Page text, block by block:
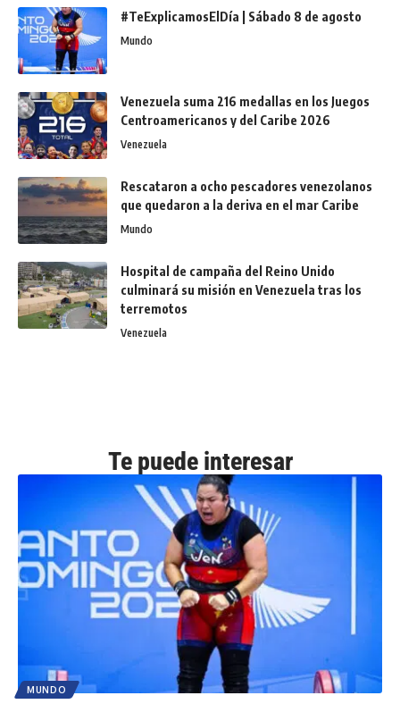
#TeExplicamosElDía | Sábado 8 de agosto
Mundo
Venezuela suma 216 medallas en los Juegos
Centroamericanos y del Caribe 2026
Venezuela
Rescataron a ocho pescadores venezolanos
que quedaron a la deriva en el mar Caribe
Mundo
Hospital de campaña del Reino Unido
culminará su misión en Venezuela tras los
terremotos
Venezuela
Te puede interesar
MUNDO